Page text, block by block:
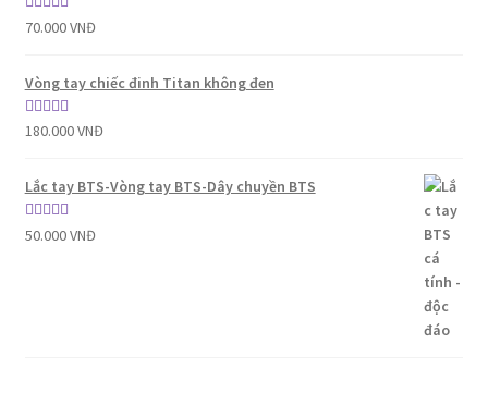
Được xếp
sao
70.000VNĐ
Vòng tay chiếc đinh Titan không đen
Được xếp
sao
180.000VNĐ
Lắc tay BTS-Vòng tay BTS-Dây chuyền BTS
Được xếp
50.000VNĐ